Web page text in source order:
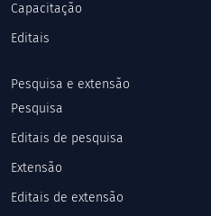
Capacitação
Editais
Pesquisa e extensão
Pesquisa
Editais de pesquisa
Extensão
Editais de extensão